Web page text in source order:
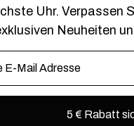
Uhr. Verpassen
Neuheiten
5 € Rabatt